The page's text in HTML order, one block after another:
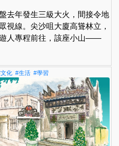
去年發生三級大火，間接令地
視線。尖沙咀大廈高聳林立，
人專程前往，該座小山——
化 #生活 #學習